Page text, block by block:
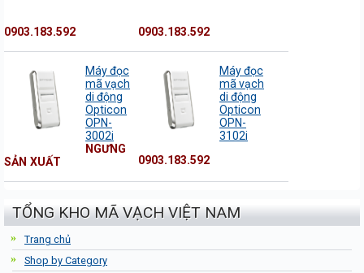
0903.183.592 0903.183.592
Máy đọc
mã vạch
di động
Opticon
OPN-
3002i
NGƯNG
SẢN XUẤT
Máy đọc
mã vạch
di động
Opticon
OPN-
3102i
0903.183.592
TỔNG KHO MÃ VẠCH VIỆT NAM
Trang chủ
Shop by Category